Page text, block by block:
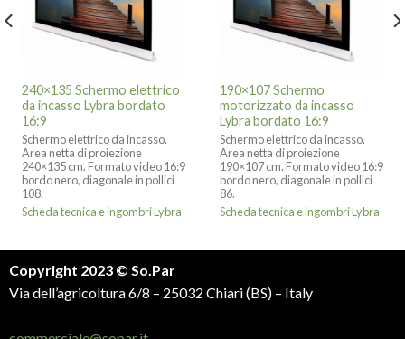
240×135 Schermo elettrico
da incasso Lybra bordato
16:9
Schermo elettrico da incasso.
Area netta di proiezione
240×135 cm. Formato video 16:9
bordo nero, diagonale in pollici
108.
Scheda tecnica e ingombri Lybra
190×107 Schermo
motorizzato da incasso
Lybra bordato 16:9
Schermo elettrico da incasso.
Area netta di proiezione
190×107 cm. Formato video 16:9
bordo nero, diagonale in pollici
86.
Scheda tecnica e ingombri Lybra
Copyright 2023 © So.Par
Via dell’agricoltura 6/8 – 25032 Chiari (BS) – Italy